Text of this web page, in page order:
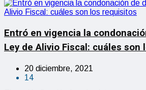
Entró en vigencia la
Ley de Alivio Fiscal: cuáles
20 diciembre, 2021
14